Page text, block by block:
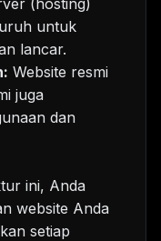
untuk
lancar.
Website resmi
juga
dan
ini, Anda
website Anda
setiap